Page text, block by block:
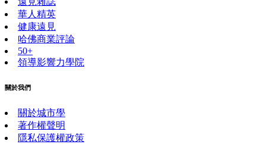
華人精英
健康遠見
哈佛商業評論
50+
領導影響力學院
關於我們
關於城市學
著作權聲明
隱私保護權政策